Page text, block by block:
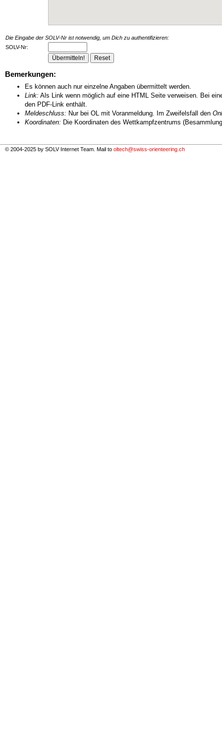
Die Eingabe der SOLV-Nr ist notwendig, um Dich zu authentifizieren:
SOLV-Nr:
Bemerkungen:
Es können auch nur einzelne Angaben übermittelt werden.
Link: Als Link wenn möglich auf eine HTML Seite verweisen. Bei
den PDF-Link enthält.
Meldeschluss: Nur bei OL mit Voranmeldung. Im Zweifelsfall den
Koordinaten: Die Koordinaten des Wettkampfzentrums
© 2004-2025 by SOLV Internet Team. Mail to oltech@swiss-orienteering.ch